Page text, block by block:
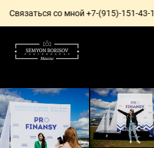
мной +7-(915)-151-43-14